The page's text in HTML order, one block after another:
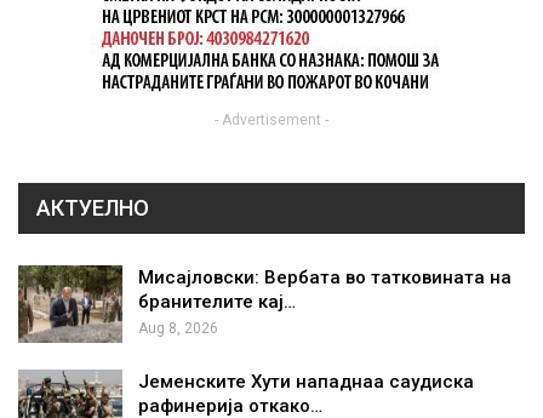
- Advertisement -
АКТУЕЛНО
Мисајловски: Вербата во татковината на
бранителите кај…
Aug 8, 2026
Јеменските Хути нападнаа саудиска
рафинерија откако…